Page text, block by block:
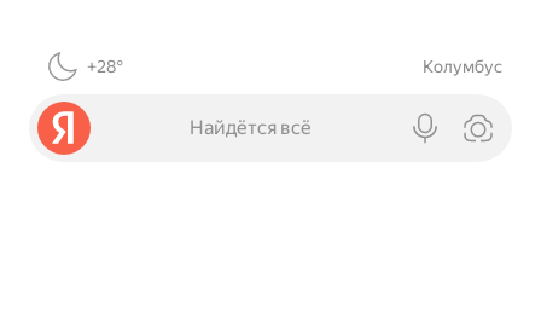
+28° Колумбус
Найдётся всё